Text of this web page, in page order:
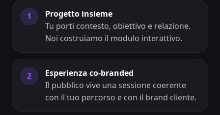
1
Progetto insieme
Tu porti contesto, obiettivo e relazione.
Noi costruiamo il modulo interattivo.
2
Esperienza co-branded
Il pubblico vive una sessione coerente
con il tuo percorso e con il brand cliente.